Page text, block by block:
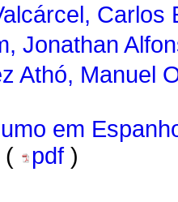
Carlos
Jonathan
Athó, Manuel
em
(
pdf )